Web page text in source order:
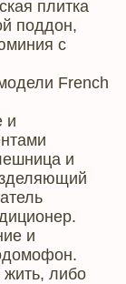
плитка
поддон,
с
French
и
и
и
жить, либо